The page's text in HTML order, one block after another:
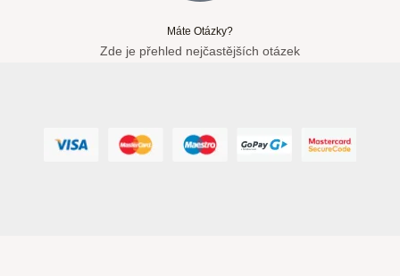
Máte Otázky?
Zde je přehled nejčastějších otázek